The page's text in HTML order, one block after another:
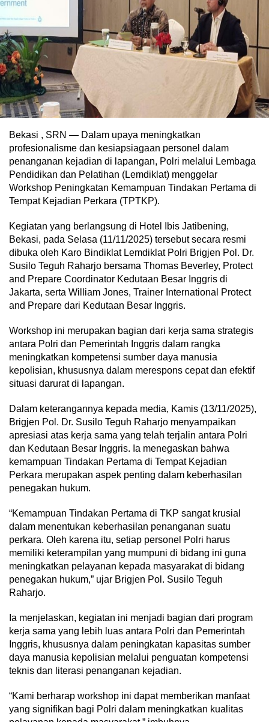
Bekasi , SRN — Dalam upaya meningkatkan
profesionalisme dan kesiapsiagaan personel dalam
penanganan kejadian di lapangan, Polri melalui Lembaga
Pendidikan dan Pelatihan (Lemdiklat) menggelar
Workshop Peningkatan Kemampuan Tindakan Pertama di
Tempat Kejadian Perkara (TPTKP).
Kegiatan yang berlangsung di Hotel Ibis Jatibening,
Bekasi, pada Selasa (11/11/2025) tersebut secara resmi
dibuka oleh Karo Bindiklat Lemdiklat Polri Brigjen Pol. Dr.
Susilo Teguh Raharjo bersama Thomas Beverley, Protect
and Prepare Coordinator Kedutaan Besar Inggris di
Jakarta, serta William Jones, Trainer International Protect
and Prepare dari Kedutaan Besar Inggris.
Workshop ini merupakan bagian dari kerja sama strategis
antara Polri dan Pemerintah Inggris dalam rangka
meningkatkan kompetensi sumber daya manusia
kepolisian, khususnya dalam merespons cepat dan efektif
situasi darurat di lapangan.
Dalam keterangannya kepada media, Kamis (13/11/2025),
Brigjen Pol. Dr. Susilo Teguh Raharjo menyampaikan
apresiasi atas kerja sama yang telah terjalin antara Polri
dan Kedutaan Besar Inggris. Ia menegaskan bahwa
kemampuan Tindakan Pertama di Tempat Kejadian
Perkara merupakan aspek penting dalam keberhasilan
penegakan hukum.
“Kemampuan Tindakan Pertama di TKP sangat krusial
dalam menentukan keberhasilan penanganan suatu
perkara. Oleh karena itu, setiap personel Polri harus
memiliki keterampilan yang mumpuni di bidang ini guna
meningkatkan pelayanan kepada masyarakat di bidang
penegakan hukum,” ujar Brigjen Pol. Susilo Teguh
Raharjo.
Ia menjelaskan, kegiatan ini menjadi bagian dari program
kerja sama yang lebih luas antara Polri dan Pemerintah
Inggris, khususnya dalam peningkatan kapasitas sumber
daya manusia kepolisian melalui penguatan kompetensi
teknis dan literasi penanganan kejadian.
“Kami berharap workshop ini dapat memberikan manfaat
yang signifikan bagi Polri dalam meningkatkan kualitas